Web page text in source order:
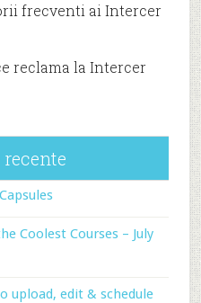
frecventi ai Intercer
reclama la Intercer
Coolest Courses – July
upload, edit & schedule